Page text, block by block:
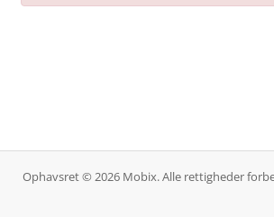
Ophavsret © 2026 Mobix. Alle rettigheder